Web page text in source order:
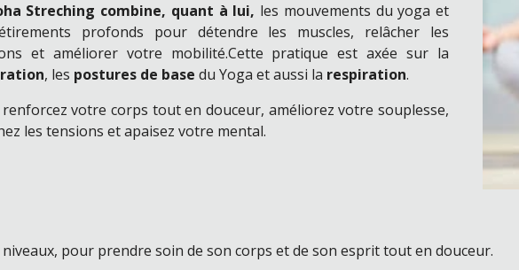
Streching combine, quant à lui, les mouvements du yoga et
profonds pour détendre les muscles, relâcher les
et améliorer votre mobilité.Cette pratique est axée sur la
, les postures de base du Yoga et aussi la respiration.
votre corps tout en douceur, améliorez votre souplesse,
les tensions et apaisez votre mental.
pour prendre soin de son corps et de son esprit tout en douceur.